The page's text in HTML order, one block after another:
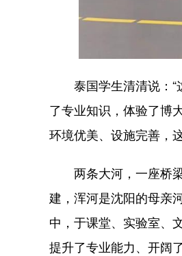
泰国学生清清说：“
了专业知识，体验了博
环境优美、设施完善，
两条大河，一座桥梁
建，浑河是沈阳的母亲
中，于课堂、实验室、
提升了专业能力、开阔